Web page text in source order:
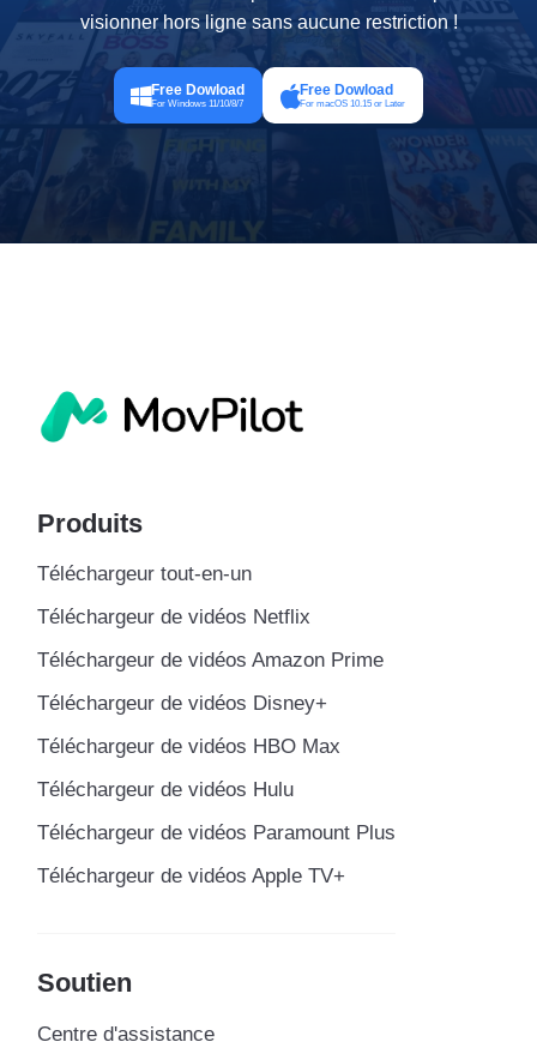
visionner hors ligne sans aucune restriction !
Free Dowload
For Windows 11/10/8/7
Free Dowload
For macOS 10.15 or Later
Produits
Téléchargeur tout-en-un
Téléchargeur de vidéos Netflix
Téléchargeur de vidéos Amazon Prime
Téléchargeur de vidéos Disney+
Téléchargeur de vidéos HBO Max
Téléchargeur de vidéos Hulu
Téléchargeur de vidéos Paramount Plus
Téléchargeur de vidéos Apple TV+
Soutien
Centre d'assistance